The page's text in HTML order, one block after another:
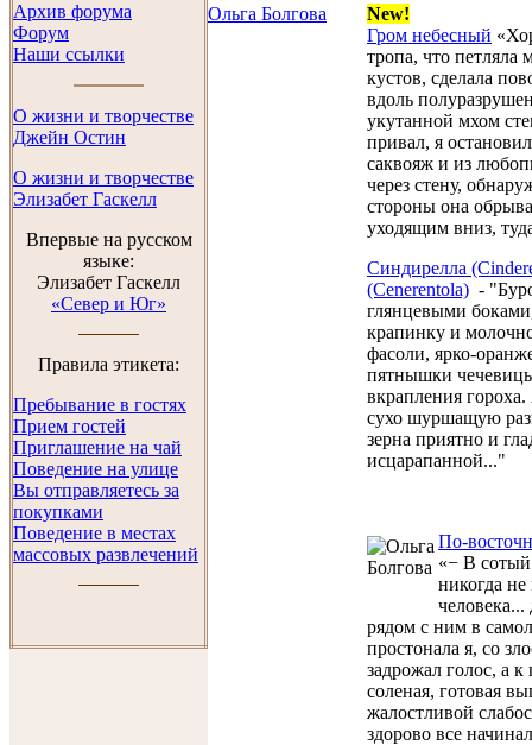
Архив форума
Форум
Наши ссылки
О жизни и творчестве
Джейн Остин
О жизни и творчестве
Элизабет Гаскелл
Впервые на русском
языке:
Элизабет Гаскелл
«Север и Юг»
Правила этикета:
Пребывание в гостях
Прием гостей
Приглашение на чай
Поведение на улице
Вы отправляетесь за
покупками
Поведение в местах
массовых развлечений
Ольга Болгова
New!
Гром небесный
тропа, что
кустов, сделала
вдоль
укутанной мхом
привал, я
саквояж и из
через стену,
стороны она
уходящим вниз,
Синдирелла
(Cenerentola) -
глянцевыми
крапинку и
фасоли, ярко-
пятнышки
вкрапления
сухо шуршащую
зерна приятно и
исцарапанной..."
По-
«− В сотый
никогда не
человека...
рядом с ним в
простонала я, со
задрожал голос, а к
соленая, готовая
жалостливой
здорово все